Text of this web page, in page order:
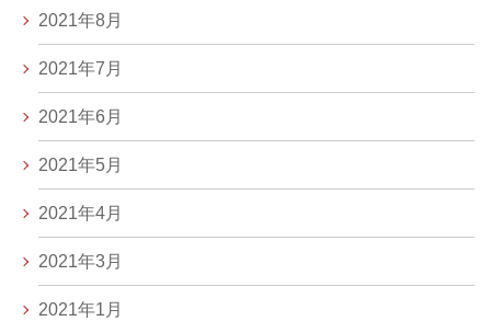
2021年8月
2021年7月
2021年6月
2021年5月
2021年4月
2021年3月
2021年1月